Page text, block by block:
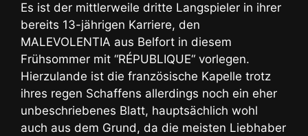
Es ist der mittlerweile dritte Langspieler in ihrer
bereits 13-jährigen Karriere, den
MALEVOLENTIA aus Belfort in diesem
Frühsommer mit “RÉPUBLIQUE“ vorlegen.
Hierzulande ist die französische Kapelle trotz
ihres regen Schaffens allerdings noch ein eher
unbeschriebenes Blatt, hauptsächlich wohl
auch aus dem Grund, da die meisten Liebhaber